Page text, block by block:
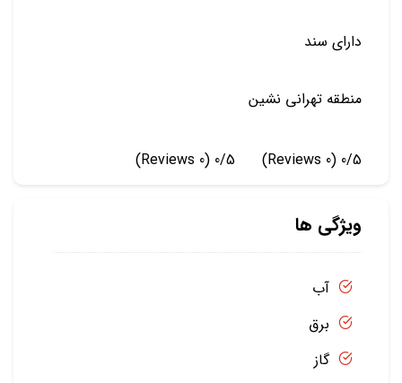
دارای سند
منطقه تهرانی نشین
0/5
(0 Reviews)
0/5
(0 Reviews)
ویژگی ها
آب
برق
گاز